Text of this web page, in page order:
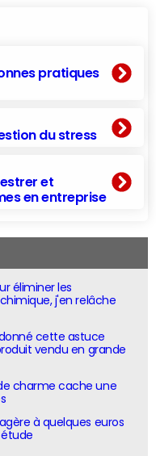
pratiques
du stress
et
en entreprise
éliminer les
j'en relâche
cette astuce
vendu en grande
charme cache une
à quelques euros
étude